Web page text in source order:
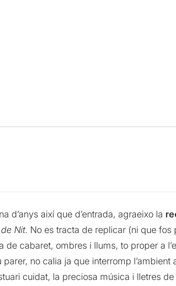
d’anys així que d’entrada, agraeixo la
Nit. No es tracta de replicar (ni que fos
cabaret, ombres i llums, to proper a
parer, no calia ja que interromp
cuidat, la preciosa música i lletres de